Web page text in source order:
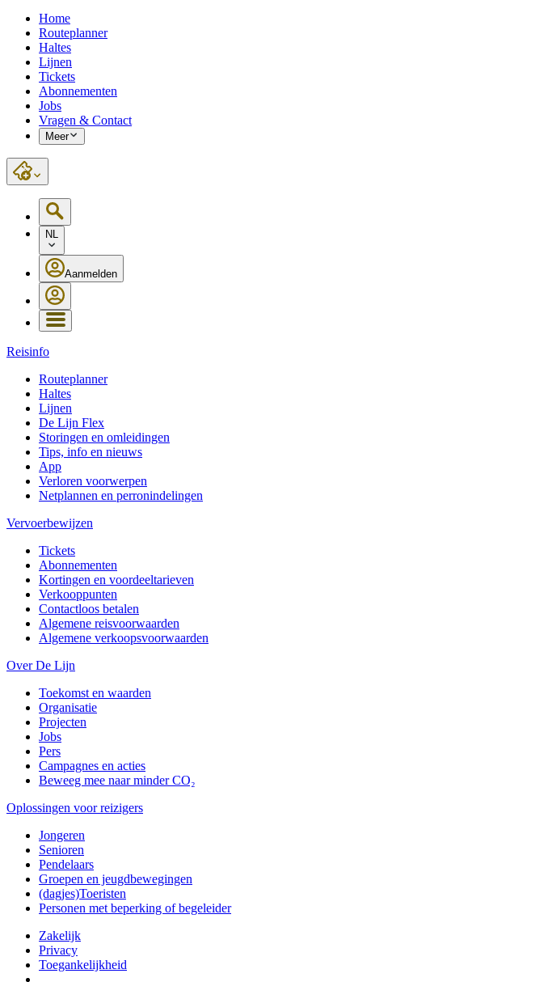
Home
Routeplanner
Haltes
Lijnen
Tickets
Abonnementen
Jobs
Vragen & Contact
Meer
NL
Aanmelden
Reisinfo
Routeplanner
Haltes
Lijnen
De Lijn Flex
Storingen en omleidingen
Tips, info en nieuws
App
Verloren voorwerpen
Netplannen en perronindelingen
Vervoerbewijzen
Tickets
Abonnementen
Kortingen en voordeeltarieven
Verkooppunten
Contactloos betalen
Algemene reisvoorwaarden
Algemene verkoopsvoorwaarden
Over De Lijn
Toekomst en waarden
Organisatie
Projecten
Jobs
Pers
Campagnes en acties
Beweeg mee naar minder CO₂
Oplossingen voor reizigers
Jongeren
Senioren
Pendelaars
Groepen en jeugdbewegingen
(dagjes)Toeristen
Personen met beperking of begeleider
Zakelijk
Privacy
Toegankelijkheid